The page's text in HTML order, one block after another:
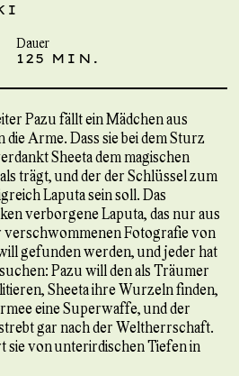
Dauer
125 MIN.
Pazu fällt ein Mädchen aus
Arme. Dass sie bei dem Sturz
Sheeta dem magischen
trägt, und der der Schlüssel zum
Laputa sein soll. Das
verborgene Laputa, das nur aus
verschwommenen Fotografie von
gefunden werden, und jeder hat
Pazu will den als Träumer
Sheeta ihre Wurzeln finden,
eine Superwaffe, und der
gar nach der Weltherrschaft.
sie von unterirdischen Tiefen in